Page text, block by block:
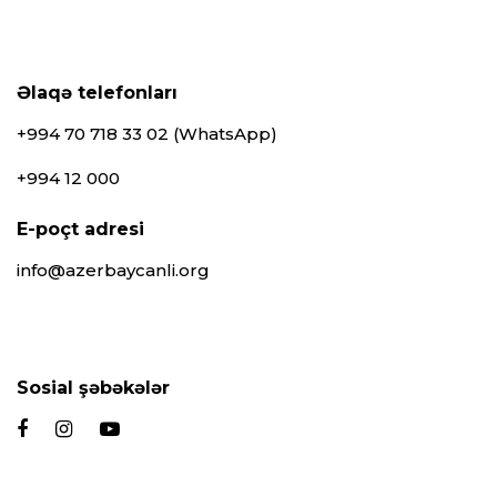
Əlaqə telefonları
+994 70 718 33 02 (WhatsApp)
+994 12 000
E-poçt adresi
info@azerbaycanli.org
Sosial şəbəkələr